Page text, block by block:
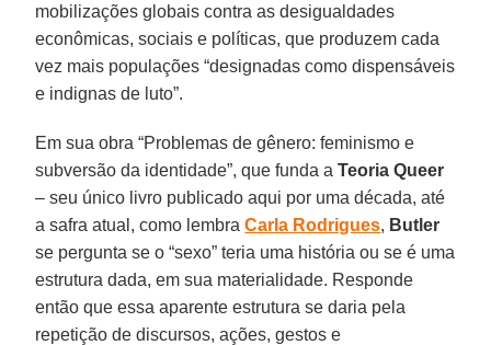
mobilizações globais contra as desigualdades
econômicas, sociais e políticas, que produzem cada
vez mais populações “designadas como dispensáveis
e indignas de luto”.
Em sua obra “Problemas de gênero: feminismo e
subversão da identidade”, que funda aTeoria Queer
– seu único livro publicado aqui por uma década, até
a safra atual, como lembraCarla Rodrigues, Butler
se pergunta se o “sexo” teria uma história ou se é uma
estrutura dada, em sua materialidade. Responde
então que essa aparente estrutura se daria pela
repetição de discursos, ações, gestos e